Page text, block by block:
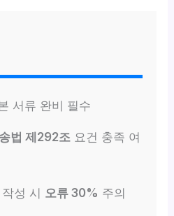
서류 완비 필수
법 제292조 요건 충족 여
성 시 오류 30% 주의